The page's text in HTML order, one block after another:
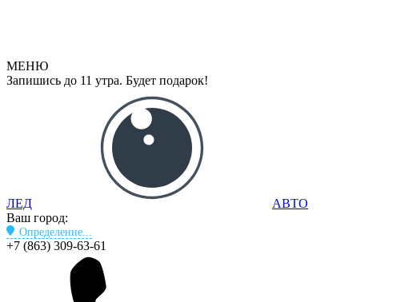
МЕНЮ
Запишись до 11 утра. Будет подарок!
ЛЕД
АВТО
Ваш город:
Определение...
+7 (863) 309-63-61